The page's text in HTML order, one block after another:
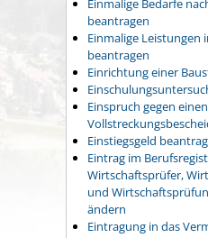
Einmalige Bedarfe
beantragen
Einmalige
beantragen
Einrichtung einer
Einspruch gegen einen
Einstiegsgeld
Eintrag im
Wirtschaftsprüfer,
und
ändern
Eintragung in das